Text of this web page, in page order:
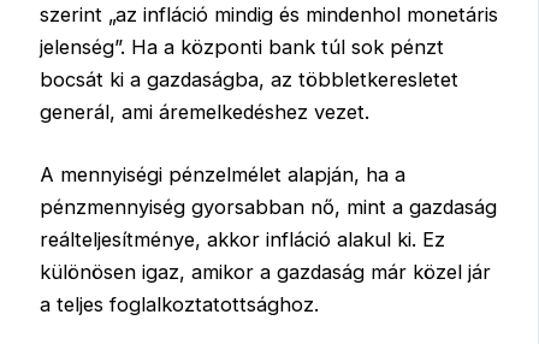
szerint „az infláció mindig és mindenhol monetáris
jelenség”. Ha a központi bank túl sok pénzt
bocsát ki a gazdaságba, az többletkeresletet
generál, ami áremelkedéshez vezet.
A mennyiségi pénzelmélet alapján, ha a
pénzmennyiség gyorsabban nő, mint a gazdaság
reálteljesítménye, akkor infláció alakul ki. Ez
különösen igaz, amikor a gazdaság már közel jár
a teljes foglalkoztatottsághoz.